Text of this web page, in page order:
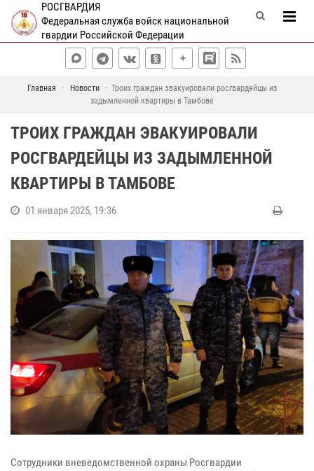
РОСГВАРДИЯ
Федеральная служба войск национальной
гвардии Российской Федерации
Главная Новости
Троих граждан эвакуировали росгвардейцы из
задымленной квартиры в Тамбове
ТРОИХ ГРАЖДАН ЭВАКУИРОВАЛИ
РОСГВАРДЕЙЦЫ ИЗ ЗАДЫМЛЕННОЙ
КВАРТИРЫ В ТАМБОВЕ
01 января 2025, 19:36
Сотрудники вневедомственной охраны Росгвардии